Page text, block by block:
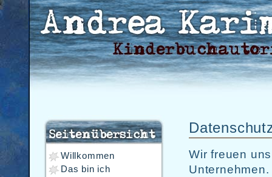
Willkommen
Das bin ich
Wir freuen